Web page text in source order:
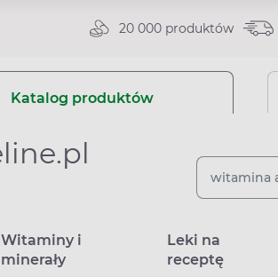
20 000 produktów
Katalog produktów
Witaminy i
minerały
Leki na
receptę